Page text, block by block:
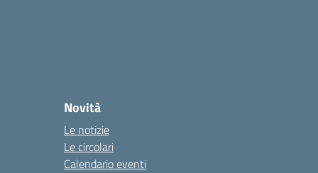
Novità
Le notizie
Le circolari
Calendario eventi